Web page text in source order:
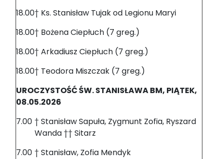
18.00† Ks. Stanisław Tujak od Legionu Maryi
18.00† Bożena Ciepłuch (7 greg.)
18.00† Arkadiusz Ciepłuch (7 greg.)
18.00† Teodora Miszczak (7 greg.)
UROCZYSTOŚĆ ŚW. STANISŁAWA BM, PIĄTEK,
08.05.2026
7.00 † Stanisław Sapuła, Zygmunt Zofia, Ryszard
Wanda †† Sitarz
7.00 † Stanisław, Zofia Mendyk